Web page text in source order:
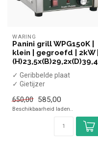
WARING
Panini grill WPG150K |
klein | gegroefd | 2kW |
(H)23,5x(B)29,2x(D)39,4
✓ Geribbelde plaat
✓ Gietijzer
✓ 2 kW
650,00 585,00
Beschikbaarheid laden..